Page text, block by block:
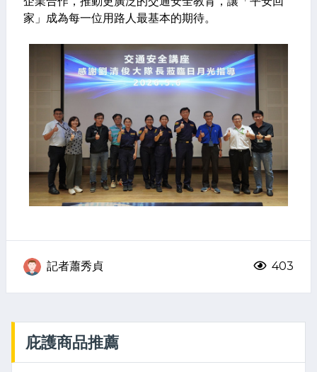
家」成為每一位用路人最基本的期待。
記者蕭秀貞 403
庇護商品推薦